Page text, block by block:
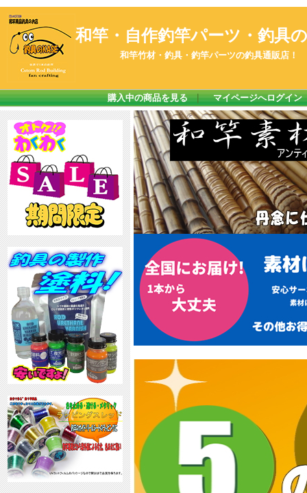
和竿・自作釣竿パーツ・釣具の
和竿竹材・釣具・釣竿パーツの釣具通販店！
購入中の商品を見る｜ マイページへログイン